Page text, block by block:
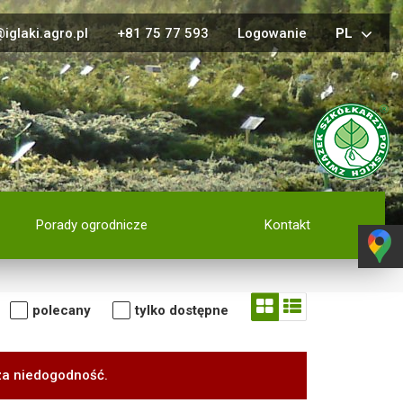
+81 75 77 593 Logowanie PL
Porady ogrodnicze Kontakt
polecany tylko dostępne
niedogodność.